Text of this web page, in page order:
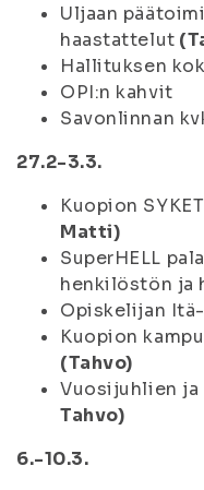
Uljaan
haastattelut
Hallituksen
OPI:n kahvit
Savonlinnan
27.2-3.3.
Kuopion
Matti)
SuperHELL
henkilöstön ja
Opiskelijan
Kuopion
(Tahvo)
Vuosijuhlien ja
Tahvo)
6.-10.3.